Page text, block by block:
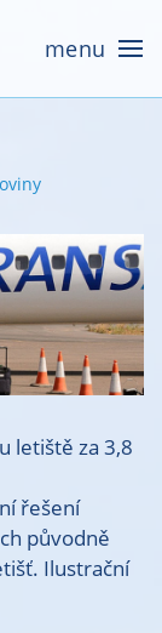
menu
letiště za 3,8
řešení
původně
Ilustrační